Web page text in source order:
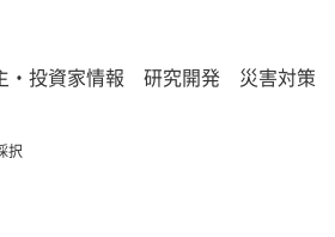
・投資家情報 研究開発 災害対策
択